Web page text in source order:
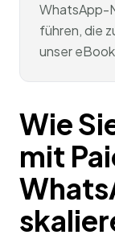
WhatsApp-
führen, die
unser
Wie
mit